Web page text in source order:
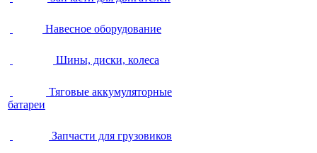
Навесное оборудование
Шины, диски, колеса
Тяговые аккумуляторные
батареи
Запчасти для грузовиков